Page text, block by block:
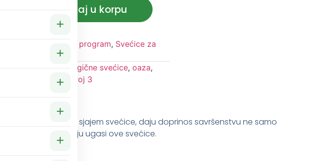
+
+
+
+
+
+ Dodaj u korpu
Rodjendanski program, Svećice za
fluo svećice,magične svećice, oaza,
svećice broj 3
tortu
sjajem svećice, daju doprinos savršenstvu ne samo
uz zamišljenu želju ugasi ove svećice.